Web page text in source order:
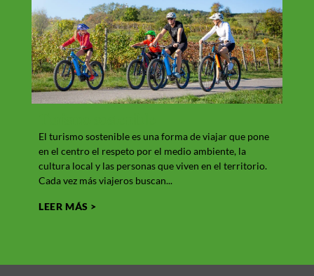
El turismo sostenible es una forma de viajar que pone
en el centro el respeto por el medio ambiente, la
cultura local y las personas que viven en el territorio.
Cada vez más viajeros buscan...
LEER MÁS >